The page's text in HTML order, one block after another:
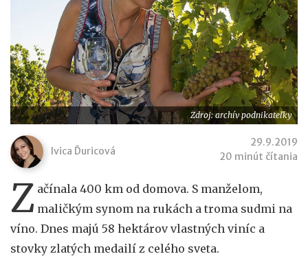
Zdroj: archív podnikateľky
Ivica Ďuricová
29.9.2019
20 minút čítania
Z ačínala 400 km od domova. S manželom,
maličkým synom na rukách a troma sudmi na
víno. Dnes majú 58 hektárov vlastných viníc a
stovky zlatých medailí z celého sveta.